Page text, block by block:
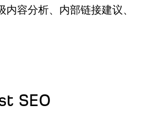
容分析、内部链接建议、
SEO